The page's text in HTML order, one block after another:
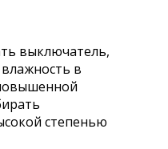
выключатель,
в
степенью